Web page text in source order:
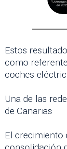
Estos
como
coches
Una de las
de Canarias
El crecimiento